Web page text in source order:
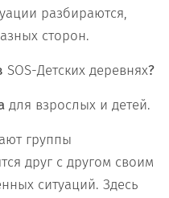
разбираются,
сторон.
SOS-Детских деревнях?
для взрослых и детей.
группы
друг с другом своим
ситуаций. Здесь